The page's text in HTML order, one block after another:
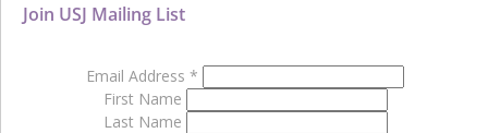
Join USJ Mailing List
Email Address *
First Name
Last Name